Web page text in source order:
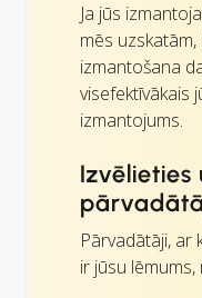
Ja jūs
mēs
izmantošana
visefektīvākais
izmantojums.
Izvēlieties
Pārvadātāji, ar
ir jūsu